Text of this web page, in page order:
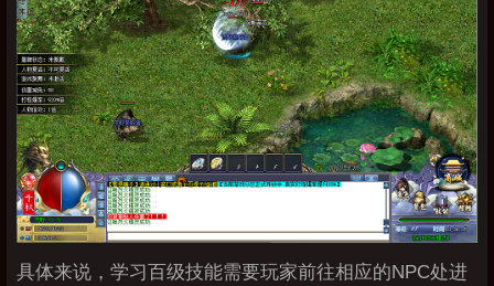
具体来说，学习百级技能需要玩家前往相应的NPC处进